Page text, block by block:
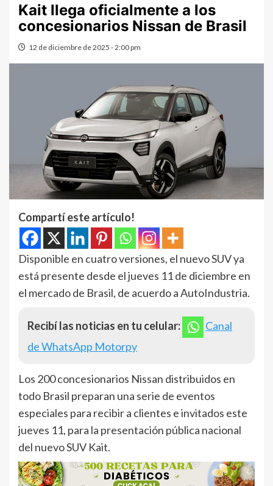
Kait llega oficialmente a los
concesionarios Nissan de Brasil
12 de diciembre de 2025 - 2:00 pm
Compartí este artículo!
Disponible en cuatro versiones, el nuevo SUV ya
está presente desde el jueves 11 de diciembre en
el mercado de Brasil, de acuerdo a AutoIndustria.
Recibí las noticias en tu celular:
Canal
de WhatsApp Motorpy
Los 200 concesionarios Nissan distribuidos en
todo Brasil preparan una serie de eventos
especiales para recibir a clientes e invitados este
jueves 11, para la presentación pública nacional
del nuevo SUV Kait.